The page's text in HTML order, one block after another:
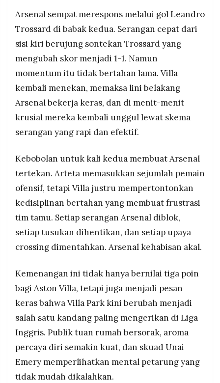
Arsenal sempat merespons melalui gol Leandro
Trossard di babak kedua. Serangan cepat dari
sisi kiri berujung sontekan Trossard yang
mengubah skor menjadi 1-1. Namun
momentum itu tidak bertahan lama. Villa
kembali menekan, memaksa lini belakang
Arsenal bekerja keras, dan di menit-menit
krusial mereka kembali unggul lewat skema
serangan yang rapi dan efektif.
Kebobolan untuk kali kedua membuat Arsenal
tertekan. Arteta memasukkan sejumlah pemain
ofensif, tetapi Villa justru mempertontonkan
kedisiplinan bertahan yang membuat frustrasi
tim tamu. Setiap serangan Arsenal diblok,
setiap tusukan dihentikan, dan setiap upaya
crossing dimentahkan. Arsenal kehabisan akal.
Kemenangan ini tidak hanya bernilai tiga poin
bagi Aston Villa, tetapi juga menjadi pesan
keras bahwa Villa Park kini berubah menjadi
salah satu kandang paling mengerikan di Liga
Inggris. Publik tuan rumah bersorak, aroma
percaya diri semakin kuat, dan skuad Unai
Emery memperlihatkan mental petarung yang
tidak mudah dikalahkan.